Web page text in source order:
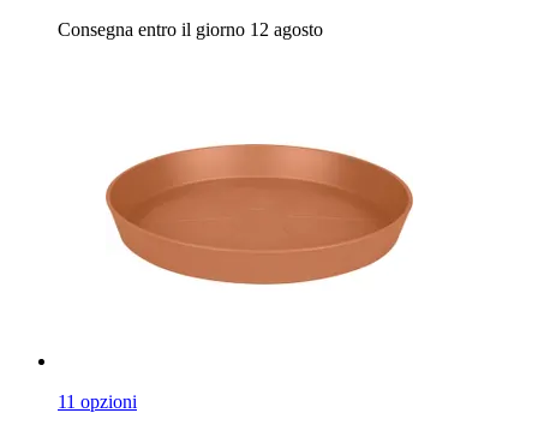
Consegna entro il giorno 12 agosto
11 opzioni